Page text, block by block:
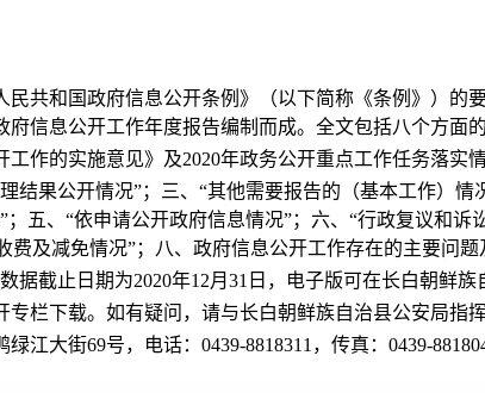
民共和国政府信息公开条例》（以下简称《条例》）的
信息公开工作年度报告编制而成。全文包括八个方面的
工作的实施意见》及2020年政务公开重点工作任务落实情
结果公开情况”；三、“其他需要报告的（基本工作）情
；五、“依申请公开政府信息情况”；六、“行政复议和诉
费及减免情况”；八、政府信息公开工作存在的主要问题
据截止日期为2020年12月 31 日，电子版可在长白朝鲜族
专栏下载。如有疑问，请与长白朝鲜族自治县公安局指
绿江大街69号，电话： 0439-8818311 ，传真： 0439-